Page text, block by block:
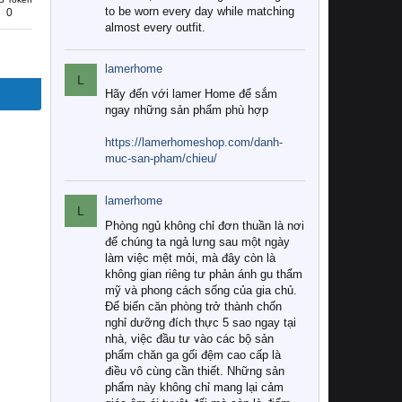
0
to be worn every day while matching
almost every outfit.
L
lamerhome
Hãy đến với lamer Home để sắm
ngay những sản phẩm phù hợp
https://lamerhomeshop.com/danh-
muc-san-pham/chieu/
L
lamerhome
Phòng ngủ không chỉ đơn thuần là nơi
để chúng ta ngả lưng sau một ngày
làm việc mệt mỏi, mà đây còn là
không gian riêng tư phản ánh gu thẩm
mỹ và phong cách sống của gia chủ.
Để biến căn phòng trở thành chốn
nghỉ dưỡng đích thực 5 sao ngay tại
nhà, việc đầu tư vào các bộ sản
phẩm chăn ga gối đệm cao cấp là
điều vô cùng cần thiết. Những sản
phẩm này không chỉ mang lại cảm